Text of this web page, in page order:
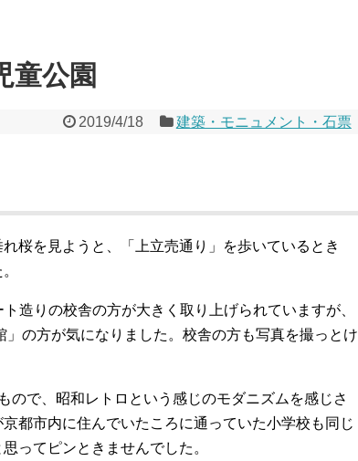
童公園
2019/4/18 建築・モニュメント・石票
桜を見ようと、「上立売通り」を歩いているとき
造りの校舎の方が大きく取り上げられていますが、
の方が気になりました。校舎の方も写真を撮っとけ
ので、昭和レトロという感じのモダニズムを感じさ
都市内に住んでいたころに通っていた小学校も同じ
ってピンときませんでした。